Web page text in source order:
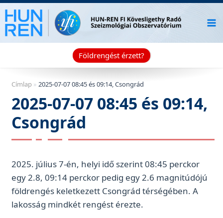
Skip
to
content
Földrengést érzett?
Címlap » 2025-07-07 08:45 és 09:14, Csongrád
2025-07-07 08:45 és 09:14,
Csongrád
2025. július 7-én, helyi idő szerint 08:45 perckor
egy 2.8, 09:14 perckor pedig egy 2.6 magnitúdójú
földrengés keletkezett Csongrád térségében. A
lakosság mindkét rengést érezte.